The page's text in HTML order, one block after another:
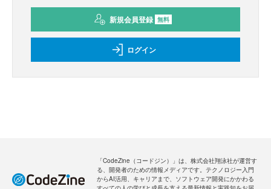
新規会員登録 無料
ログイン
「CodeZine（コードジン）」は、株式会社翔泳社が運営す
る、開発者のための情報メディアです。テクノロジー入門
からAI活用、キャリアまで、ソフトウェア開発にかかわる